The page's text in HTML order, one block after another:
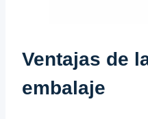
Ventajas de
embalaje